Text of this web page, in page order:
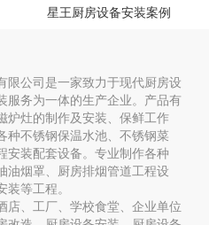
星王厨房设备安装案例
公司是一家致力于现代厨房设
服务为一体的生产企业。产品有
炉灶的制作及安装、保鲜工作
种不锈钢保温水池、不锈钢菜
安装配套设备。专业制作各种
油烟罩、厨房排烟管道工程设
等工程。
、工厂、学校食堂、企业单位